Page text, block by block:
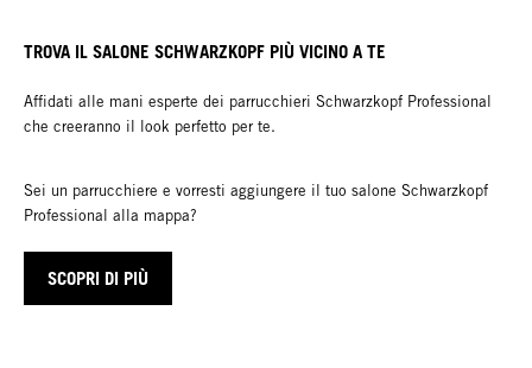
TROVA IL SALONE SCHWARZKOPF PIÙ VICINO A TE
Affidati alle mani esperte dei parrucchieri Schwarzkopf Professional
che creeranno il look perfetto per te.
Sei un parrucchiere e vorresti aggiungere il tuo salone Schwarzkopf
Professional alla mappa?
SCOPRI DI PIÙ